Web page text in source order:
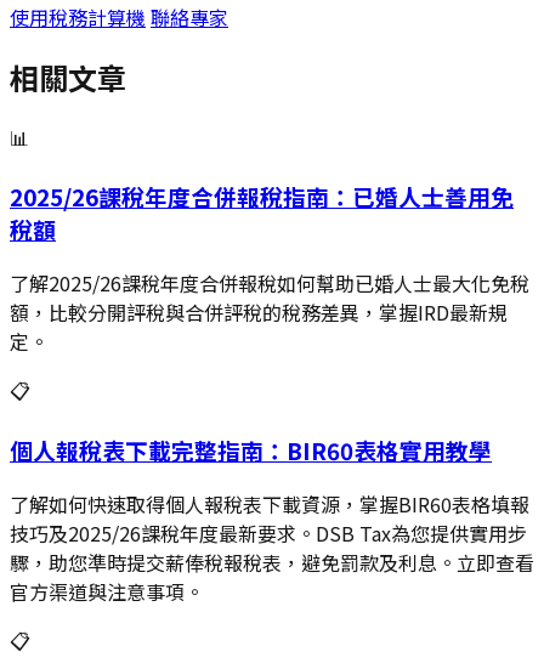
使用稅務計算機 聯絡專家
相關文章
📊
2025/26課稅年度合併報稅指南：已婚人士善用免
稅額
了解2025/26課稅年度合併報稅如何幫助已婚人士最大化免稅
額，比較分開評稅與合併評稅的稅務差異，掌握IRD最新規
定。
📋
個人報稅表下載完整指南：BIR60表格實用教學
了解如何快速取得個人報稅表下載資源，掌握BIR60表格填報
技巧及2025/26課稅年度最新要求。DSB Tax為您提供實用步
驟，助您準時提交薪俸稅報稅表，避免罰款及利息。立即查看
官方渠道與注意事項。
📋